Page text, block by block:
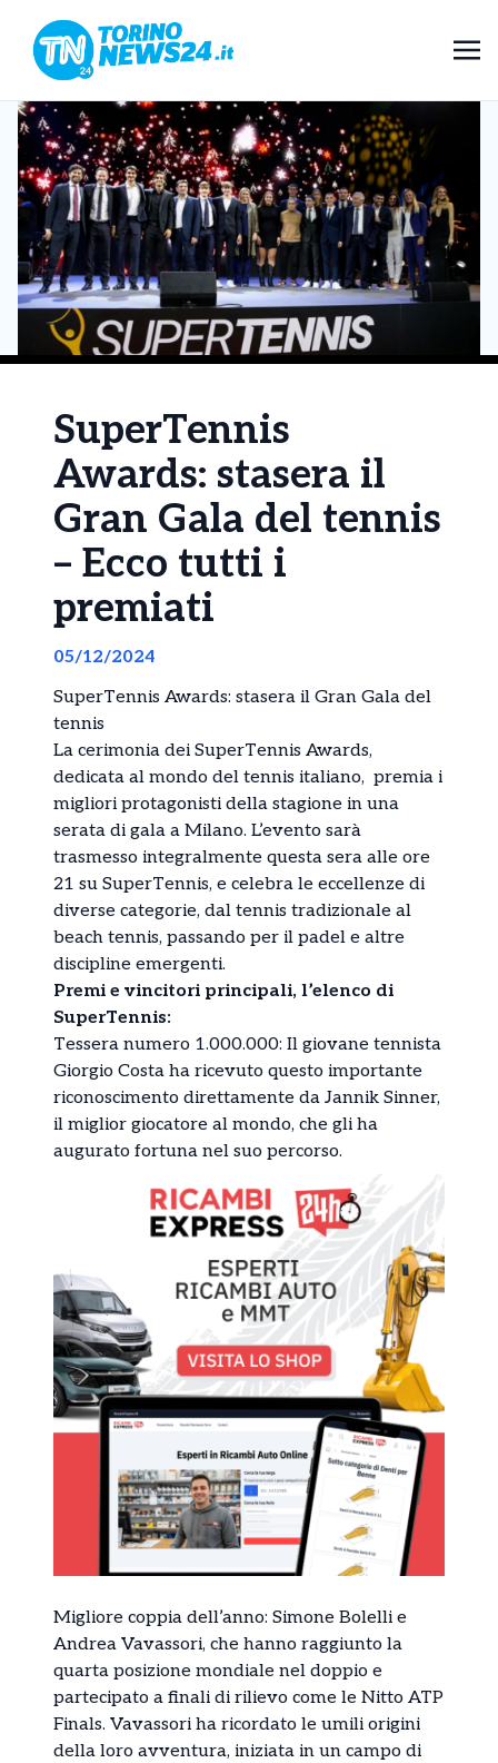
SuperTennis
Awards: stasera il
Gran Gala del tennis
– Ecco tutti i
premiati
05/12/2024
SuperTennis Awards: stasera il Gran Gala del
tennis
La cerimonia dei SuperTennis Awards,
dedicata al mondo del tennis italiano, premia i
migliori protagonisti della stagione in una
serata di gala a Milano. L’evento sarà
trasmesso integralmente questa sera alle ore
21 su SuperTennis, e celebra le eccellenze di
diverse categorie, dal tennis tradizionale al
beach tennis, passando per il padel e altre
discipline emergenti.
Premi e vincitori principali, l’elenco di
SuperTennis:
Tessera numero 1.000.000: Il giovane tennista
Giorgio Costa ha ricevuto questo importante
riconoscimento direttamente da Jannik Sinner,
il miglior giocatore al mondo, che gli ha
augurato fortuna nel suo percorso.
Migliore coppia dell’anno: Simone Bolelli e
Andrea Vavassori, che hanno raggiunto la
quarta posizione mondiale nel doppio e
partecipato a finali di rilievo come le Nitto ATP
Finals. Vavassori ha ricordato le umili origini
della loro avventura, iniziata in un campo di